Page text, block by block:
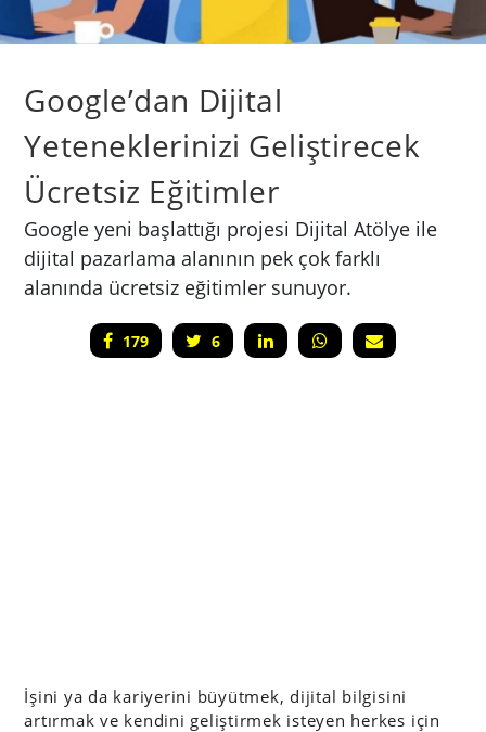
Google’dan Dijital
Yeteneklerinizi Geliştirecek
Ücretsiz Eğitimler
Google yeni başlattığı projesi Dijital Atölye ile
dijital pazarlama alanının pek çok farklı
alanında ücretsiz eğitimler sunuyor.
179 6
İşini ya da kariyerini büyütmek, dijital bilgisini
artırmak ve kendini geliştirmek isteyen herkes için